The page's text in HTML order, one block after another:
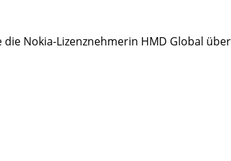
Nokia-Lizenznehmerin HMD Global